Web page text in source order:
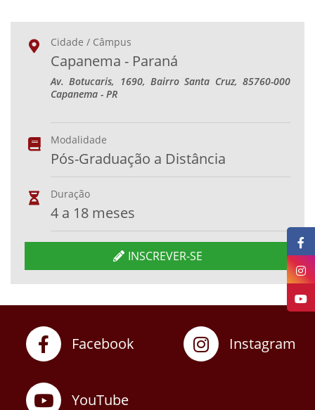
Cidade / Câmpus
Capanema - Paraná
Av. Botucaris, 1690, Bairro Santa Cruz, 85760-000
Capanema - PR
Modalidade
Pós-Graduação a Distância
Duração
4 a 18 meses
INSCREVER-SE
Facebook Instagram
YouTube